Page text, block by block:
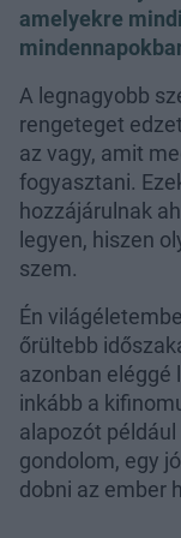
amelyekre
A legnagyobb
rengeteget
az vagy, amit
fogyasztani.
hozzájárulnak
legyen, hiszen
szem.
Én
őrültebb
azonban eléggé
inkább a
alapozót
gondolom, egy
dobni az ember